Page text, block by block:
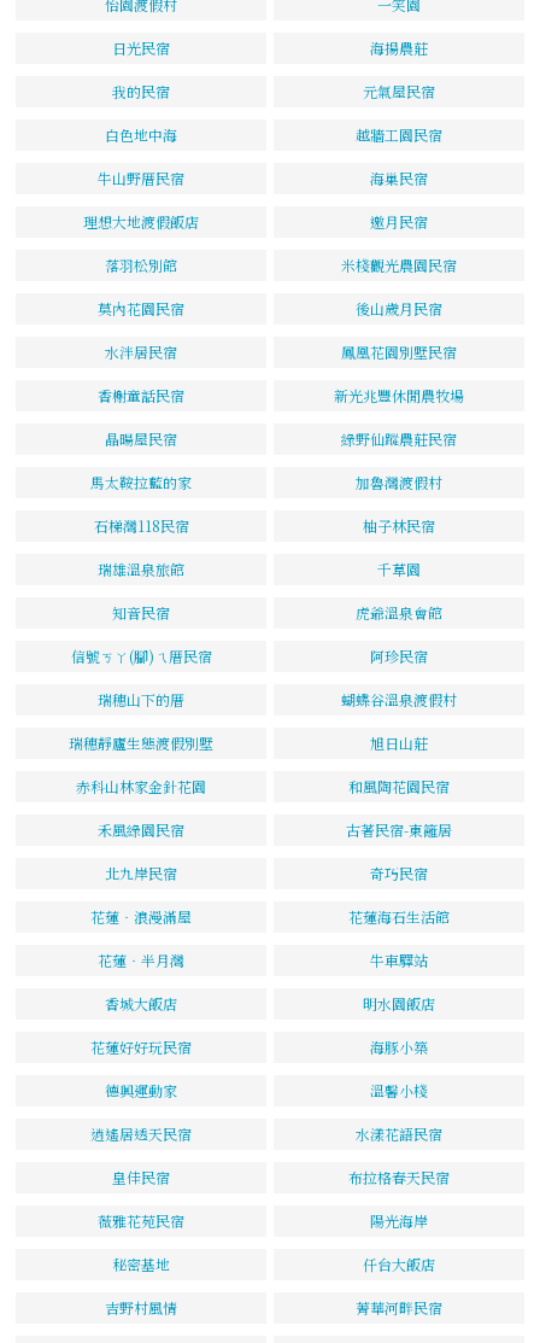
日光民宿 海揚農莊
我的民宿 元氣屋民宿
白色地中海 越牆工園民宿
牛山野厝民宿 海巢民宿
理想大地渡假飯店 邀月民宿
落羽松別館 米棧觀光農園民宿
莫內花園民宿 後山歲月民宿
水泮居民宿 鳳凰花園別墅民宿
香榭童話民宿 新光兆豐休閒農牧場
晶暘屋民宿 綠野仙蹤農莊民宿
馬太鞍拉藍的家 加魯灣渡假村
石梯灣118民宿 柚子林民宿
瑞雄溫泉旅館 千草園
知音民宿 虎爺溫泉會館
信號ㄎㄚ(腳)ㄟ厝民宿 阿珍民宿
瑞穗山下的厝 蝴蝶谷溫泉渡假村
瑞穗靜廬生態渡假別墅 旭日山莊
赤科山林家金針花園 和風陶花園民宿
禾風綠園民宿 古著民宿-東籬居
北九岸民宿 奇巧民宿
花蓮‧浪漫滿屋 花蓮海石生活館
花蓮‧半月灣 牛車驛站
香城大飯店 明水園飯店
花蓮好好玩民宿 海豚小築
德興運動家 溫馨小棧
逍遙居透天民宿 水漾花語民宿
皇佳民宿 布拉格春天民宿
薇雅花苑民宿 陽光海岸
秘密基地 仟台大飯店
吉野村風情 菁華河畔民宿